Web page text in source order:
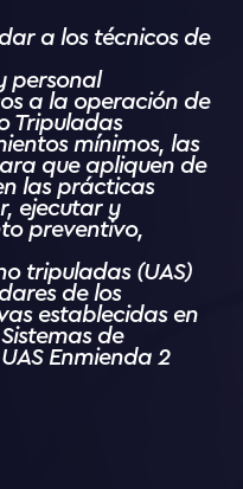
a los técnicos de
personal
a la operación de
Tripuladas
mínimos, las
que apliquen de
las prácticas
ejecutar y
preventivo,
tripuladas (UAS)
de los
establecidas en
de
Enmienda 2